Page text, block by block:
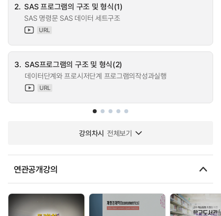
2. SAS 프로그램의 구조 및 형식(1)
SAS 명령문 SAS 데이터 세트구조
URL
3. SAS프로그램의 구조 및 형식(2)
데이터단계와 프로시저단계 프로그램의작성과실행
URL
강의차시 전체보기
연관공개강의